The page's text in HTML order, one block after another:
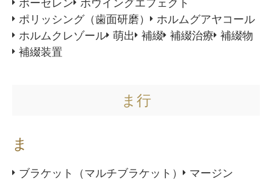
ポーセレン
ボウイングエフェクト
ポリッシング（歯面研磨）
ホルムグアヤコール
ホルムクレゾール 萌出 補綴 補綴治療 補綴物
補綴装置
ま行
ま
ブラケット（マルチブラケット） マージン